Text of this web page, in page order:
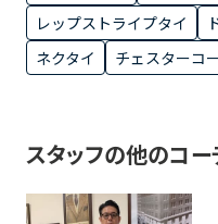
レップストライプタイ
ネクタイ
チェスターコ
スタッフの他のコー